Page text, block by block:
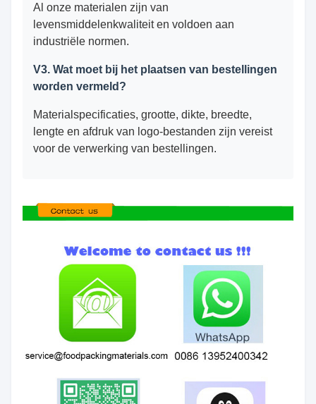
Al onze materialen zijn van
levensmiddelenkwaliteit en voldoen aan
industriële normen.
V3. Wat moet bij het plaatsen van bestellingen
worden vermeld?
Materialspecificaties, grootte, dikte, breedte,
lengte en afdruk van logo-bestanden zijn vereist
voor de verwerking van bestellingen.